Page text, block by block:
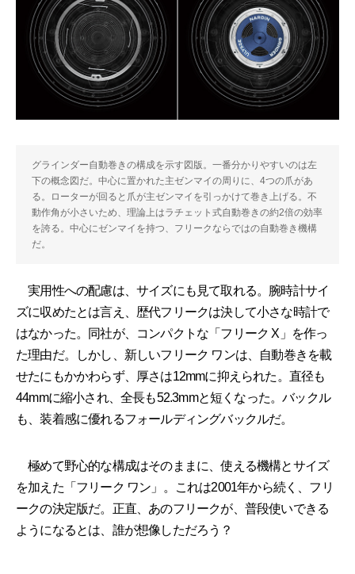
グラインダー自動巻きの構成を示す図版。一番分かりやすいのは左
下の概念図だ。中心に置かれた主ゼンマイの周りに、4つの爪があ
る。ローターが回ると爪が主ゼンマイを引っかけて巻き上げる。不
動作角が小さいため、理論上はラチェット式自動巻きの約2倍の効率
を誇る。中心にゼンマイを持つ、フリークならではの自動巻き機構
だ。
実用性への配慮は、サイズにも見て取れる。腕時計サイ
ズに収めたとは言え、歴代フリークは決して小さな時計で
はなかった。同社が、コンパクトな「フリーク X」を作っ
た理由だ。しかし、新しいフリーク ワンは、自動巻きを載
せたにもかかわらず、厚さは12mmに抑えられた。直径も
44mmに縮小され、全長も52.3mmと短くなった。バックル
も、装着感に優れるフォールディングバックルだ。
極めて野心的な構成はそのままに、使える機構とサイズ
を加えた「フリーク ワン」。これは2001年から続く、フリ
ークの決定版だ。正直、あのフリークが、普段使いできる
ようになるとは、誰が想像しただろう？